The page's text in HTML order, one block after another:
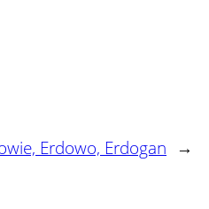
Erdowo, Erdogan →